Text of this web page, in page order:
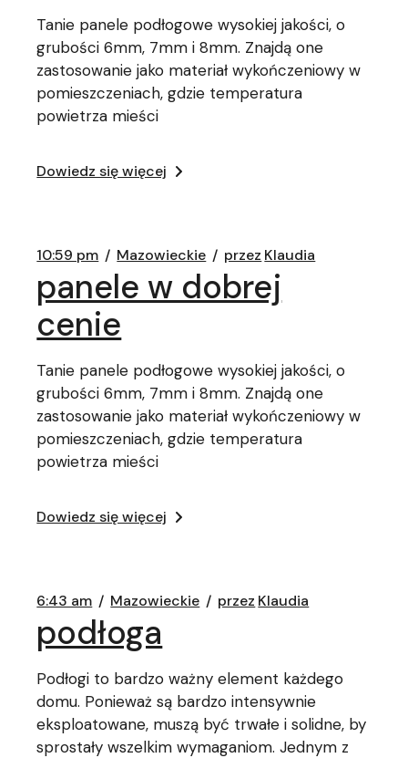
Tanie panele podłogowe wysokiej jakości, o
grubości 6mm, 7mm i 8mm. Znajdą one
zastosowanie jako materiał wykończeniowy w
pomieszczeniach, gdzie temperatura
powietrza mieści
Dowiedz się więcej
10:59 pm Mazowieckie przez Klaudia
panele w dobrej
cenie
Tanie panele podłogowe wysokiej jakości, o
grubości 6mm, 7mm i 8mm. Znajdą one
zastosowanie jako materiał wykończeniowy w
pomieszczeniach, gdzie temperatura
powietrza mieści
Dowiedz się więcej
6:43 am Mazowieckie przez Klaudia
podłoga
Podłogi to bardzo ważny element każdego
domu. Ponieważ są bardzo intensywnie
eksploatowane, muszą być trwałe i solidne, by
sprostały wszelkim wymaganiom. Jednym z